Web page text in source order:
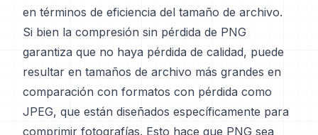
en términos de eficiencia del tamaño de archivo.
Si bien la compresión sin pérdida de PNG
garantiza que no haya pérdida de calidad, puede
resultar en tamaños de archivo más grandes en
comparación con formatos con pérdida como
JPEG, que están diseñados específicamente para
comprimir fotografías. Esto hace que PNG sea